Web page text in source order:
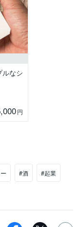
ルなシ
円
#酒 #起業